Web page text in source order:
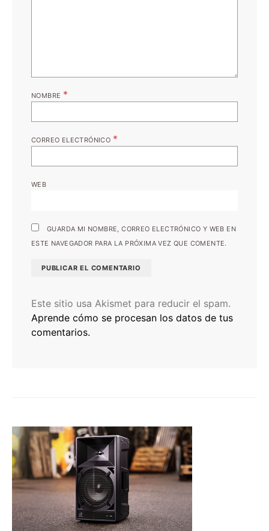
NOMBRE *
CORREO ELECTRÓNICO *
WEB
GUARDA MI NOMBRE, CORREO ELECTRÓNICO Y WEB EN
ESTE NAVEGADOR PARA LA PRÓXIMA VEZ QUE COMENTE.
Este sitio usa Akismet para reducir el spam.
Aprende cómo se procesan los datos de tus
comentarios.